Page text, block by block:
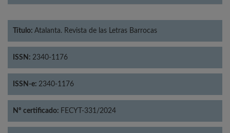
Título: Atalanta. Revista de las Letras Barrocas
ISSN: 2340-1176
ISSN-e: 2340-1176
Nº certificado: FECYT-331/2024